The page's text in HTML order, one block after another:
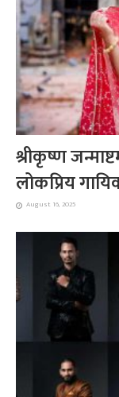
श्रीकृष्ण
लोकप्रिय
August 16, 2025